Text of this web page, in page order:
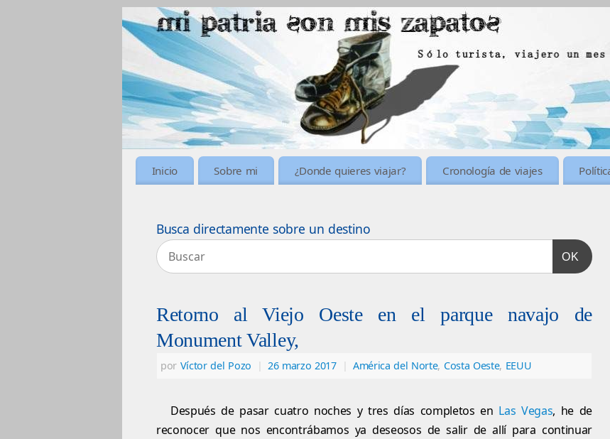
Inicio Sobre mi ¿Donde quieres viajar? Cronología de viajes
Busca directamente sobre un destino
OK
Retorno al Viejo Oeste en el parque navajo de
Monument Valley,
por Víctor del Pozo 26 marzo 2017 América del Norte, Costa Oeste, EEUU
Después de pasar cuatro noches y tres días completos en Las Vegas, he de
reconocer que nos encontrábamos ya deseosos de salir de allí para continuar